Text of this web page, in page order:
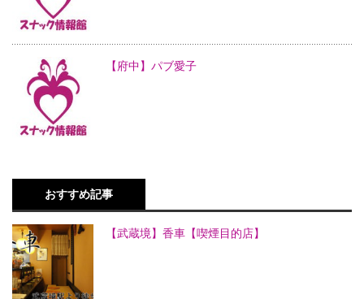
【府中】パブ愛子
おすすめ記事
【武蔵境】香車【喫煙目的店】